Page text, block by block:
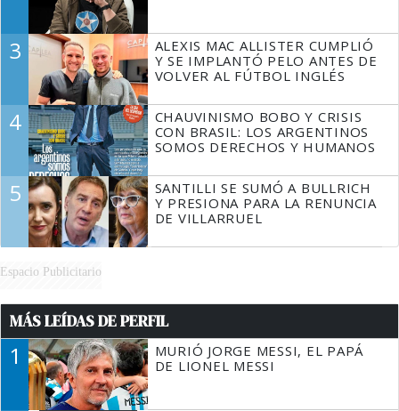
3
ALEXIS MAC ALLISTER CUMPLIÓ
Y SE IMPLANTÓ PELO ANTES DE
VOLVER AL FÚTBOL INGLÉS
4
CHAUVINISMO BOBO Y CRISIS
CON BRASIL: LOS ARGENTINOS
SOMOS DERECHOS Y HUMANOS
5
SANTILLI SE SUMÓ A BULLRICH
Y PRESIONA PARA LA RENUNCIA
DE VILLARRUEL
Espacio Publicitario
MÁS LEÍDAS DE PERFIL
1
MURIÓ JORGE MESSI, EL PAPÁ
DE LIONEL MESSI